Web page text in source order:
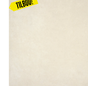
Kampagnen